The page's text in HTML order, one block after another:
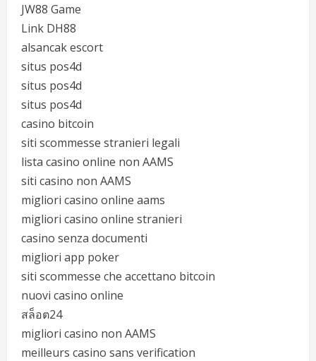
JW88 Game
Link DH88
alsancak escort
situs pos4d
situs pos4d
situs pos4d
casino bitcoin
siti scommesse stranieri legali
lista casino online non AAMS
siti casino non AAMS
migliori casino online aams
migliori casino online stranieri
casino senza documenti
migliori app poker
siti scommesse che accettano bitcoin
nuovi casino online
สล็อต24
migliori casino non AAMS
meilleurs casino sans verification